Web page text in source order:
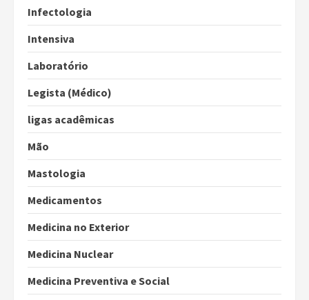
Infectologia
Intensiva
Laboratório
Legista (Médico)
ligas acadêmicas
Mão
Mastologia
Medicamentos
Medicina no Exterior
Medicina Nuclear
Medicina Preventiva e Social